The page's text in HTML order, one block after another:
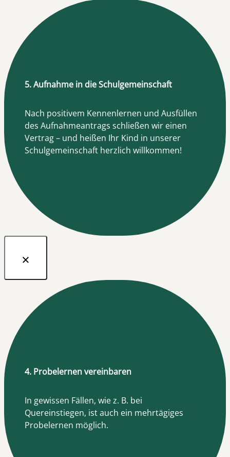
5. Aufnahme in die Schulgemeinschaft
Nach positivem Kennenlernen und Ausfüllen
des Aufnahmeantrags schließen wir einen
Vertrag – und heißen Ihr Kind in unserer
Schulgemeinschaft herzlich willkommen!
4. Probelernen vereinbaren
In gewissen Fällen, wie z. B. bei
Quereinstiegen, ist auch ein mehrtägiges
Probelernen möglich.